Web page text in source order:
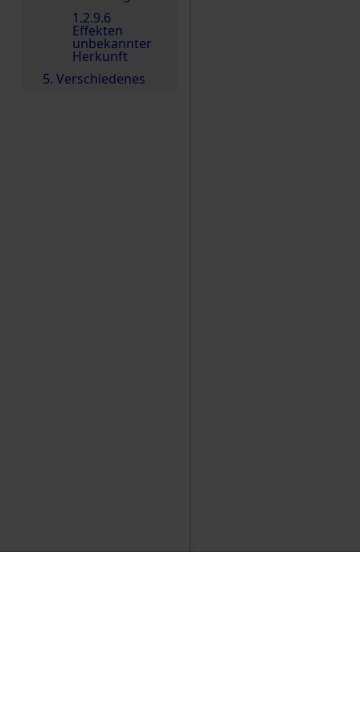
1.2.9.6
Effekten
unbekannter
Herkunft
5. Verschiedenes